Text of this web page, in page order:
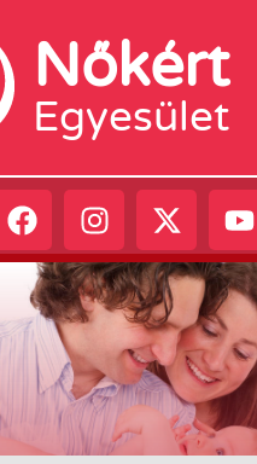
Nőkért
Egyesület